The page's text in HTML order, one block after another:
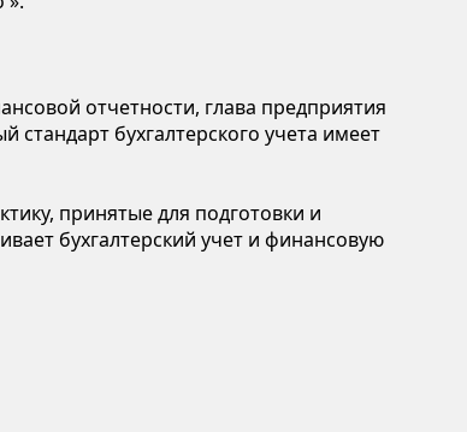
отчетности, глава предприятия
бухгалтерского учета имеет
принятые для подготовки и
бухгалтерский учет и финансовую